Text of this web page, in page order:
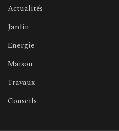
Actualités
Jardin
Energie
Maison
Travaux
Conseils